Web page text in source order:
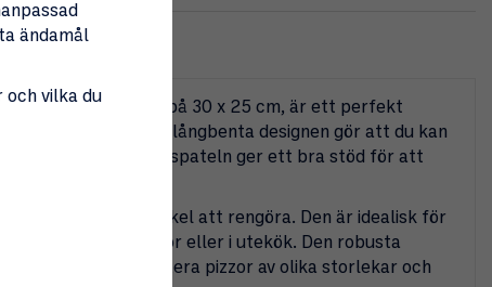
en spatelstorlek på 30 x 25 cm, är ett perfekt
i ugnen. Den långbenta designen gör att du kan
medan den stora spateln ger ett bra stöd för att
hållbar och enkel att rengöra. Den är idealisk för
som på pizzerior eller i utekök. Den robusta
gör att du kan hantera pizzor av olika storlekar och
ändamål
och vilka du